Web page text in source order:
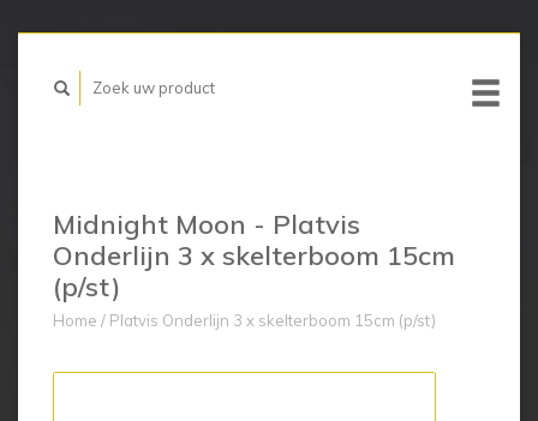
Midnight Moon - Platvis
Onderlijn 3 x skelterboom 15cm
(p/st)
Home / Platvis Onderlijn 3 x skelterboom 15cm (p/st)